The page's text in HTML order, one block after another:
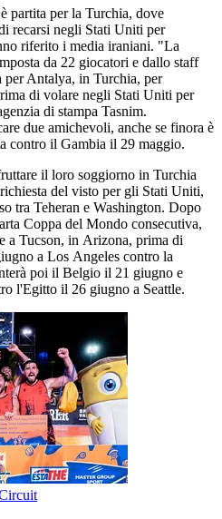
partita per la Turchia, dove
recarsi negli Stati Uniti per
riferito i media iraniani. "La
da 22 giocatori e dallo staff
per Antalya, in Turchia, per
di volare negli Stati Uniti per
di stampa Tasnim.
due amichevoli, anche se finora è
contro il Gambia il 29 maggio.
il loro soggiorno in Turchia
del visto per gli Stati Uniti,
tra Teheran e Washington. Dopo
Coppa del Mondo consecutiva,
a Tucson, in Arizona, prima di
a Los Angeles contro la
poi il Belgio il 21 giugno e
l'Egitto il 26 giugno a Seattle.